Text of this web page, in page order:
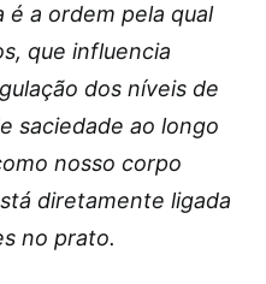
é a ordem pela qual
que influencia
dos níveis de
saciedade ao longo
nosso corpo
diretamente ligada
no prato.